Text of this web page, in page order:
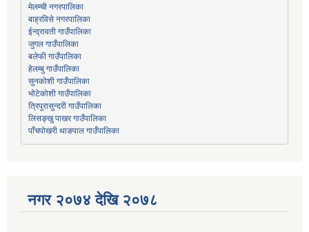
मेलम्ची नगरपालिका
बाह्रविसे नगरपालिका
ईन्द्रावती गाउँपालिका
जुगल गाउँपालिका
बलेफी गाउँपालिका
हेलम्बु गाउँपालिका
सुनकोशी गाउँपालिका
भोटेकोशी गाउँपालिका
त्रिपुरासुन्दरी गाउँपालिका
लिसङ्खु पाखर गाउँपालिका
पाँचपोखरी थाङपाल गाउँपालिका
नगर २०७४ देखि २०७८